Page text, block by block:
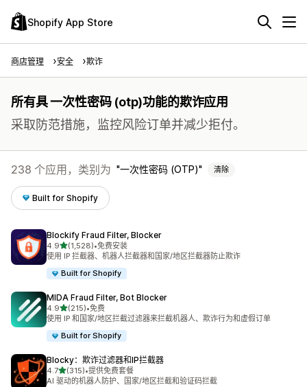
Shopify App Store
商店管理 安全 欺诈
所有具 一次性密码 (otp)功能的欺诈应用
采取防范措施，监控风险订单并减少拒付。
238 个应用，类别为 一次性密码 (OTP) 清除
Built for Shopify
Blockify Fraud Filter, Blocker
4.9星（满分 5 星）
(1,528)
总共 1528 条评论
•免费安装
使用 IP 拦截器、机器人拦截器和国家/地区拦截器防止欺诈
Built for Shopify
MIDA Fraud Filter, Bot Blocker
4.9星（满分 5 星）
(215)
总共 215 条评论
•免费
使用 IP 和国家/地区拦截过滤器来拦截机器人、欺诈行为和虚假订单
Built for Shopify
Blocky：欺诈过滤器和IP拦截器
4.7星（满分 5 星）
(315)
总共 315 条评论
•提供免费套餐
AI 驱动的机器人防护、国家/地区拦截和验证码拦截